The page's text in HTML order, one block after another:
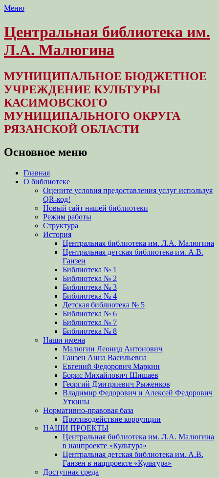
Меню
Центральная библиотека им.
Л.А. Малюгина
МУНИЦИПАЛЬНОЕ БЮДЖЕТНОЕ
УЧРЕЖДЕНИЕ КУЛЬТУРЫ
КАСИМОВСКОГО
МУНИЦИПАЛЬНОГО ОКРУГА
РЯЗАНСКОЙ ОБЛАСТИ
Основное меню
Перейти
содержимому
Главная
О библиотеке
Оцените условия предоставления услуг используя
QR-код!
Новый сайт нашей библиотеки
Режим работы
Структура
История
Центральная библиотека им. Л.А. Малюгина
Центральная детская библиотека им. А.В.
Ганзен
Библиотека № 1
Библиотека № 2
Библиотека № 3
Библиотека № 4
Детская библиотека № 5
Библиотека № 6
Библиотека № 7
Библиотека № 8
Наши имена
Малюгин Леонид Антонович
Ганзен Анна Васильевна
Евгений Федорович Маркин
Борис Михайлович Шишаев
Георгий Дмитриевич Рыженков
Владимир Федорович и Алексей Федорович
Уткины
Нормативно-правовая база
Противодействие коррупции
НАШИ ПРОЕКТЫ
Центральная библиотека им. Л.А. Малюгина
в нацпроекте «Культура»
Центральная детская библиотека им. А.В.
Ганзен в нацпроекте «Культура»
Доступная среда